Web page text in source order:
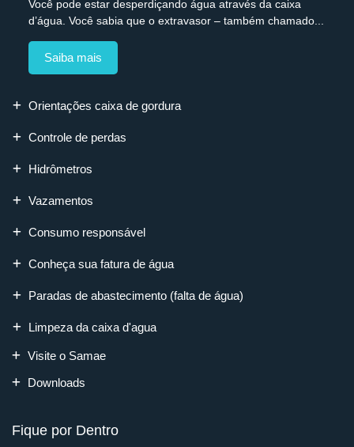
Você pode estar desperdiçando água através da caixa
d’água. Você sabia que o extravasor – também chamado...
Saiba mais
Orientações caixa de gordura
Controle de perdas
Hidrômetros
Vazamentos
Consumo responsável
Conheça sua fatura de água
Paradas de abastecimento (falta de água)
Limpeza da caixa d'agua
Visite o Samae
Downloads
Fique por Dentro